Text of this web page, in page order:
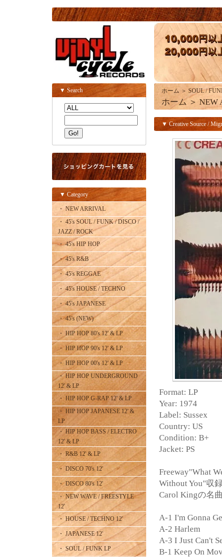
▼ Search
▼ Category
・ NEW ARRIVAL
・ 45's SOUL / FUNK / DISCO /
JAZZ / ROCK
・ 45's HIP HOP
・ 45's R&B
・ 45's REGGAE
・ 45's HOUSE / TECHNO
・ 45's JAPANESE
・ 45's (NEW)
・ HIP HOP 80's 12' & LP
・ HIP HOP 90's 12' & LP
・ HIP HOP 00's 12' & LP
・ HIP HOP UNDERGROUND
12' & LP
・ HIP HOP G-RAP 12' & LP
・ HIP HOP JAPANESE 12' &
LP
・ HIP HOP BASS / ELECTRO
12' & LP
・ R&B 12' & LP
・ DISCO 70's 12'
・ DISCO 80's 12'
・ NEW WAVE / FREESTYLE
12'
・ HOUSE / TECHNO 12'
・ JAPANESE 12'
・ SOUL / FUNK LP
ホーム ＞ SOUL /
ホーム ＞ NEW
▼ Creative Source /
Format: LP
Year: 1974
Label: Sussex
Country: US
Condition: B+
Jacket: PS
Freeway"What
Without You"収
Carol Kingの名
A-1 I'm Gonna
A-2 Harlem
A-3 I Just Can't
B-1 Keep On